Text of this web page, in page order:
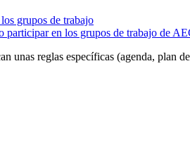
grupos de trabajo
participar en los grupos de trabajo de
unas reglas específicas (agenda,